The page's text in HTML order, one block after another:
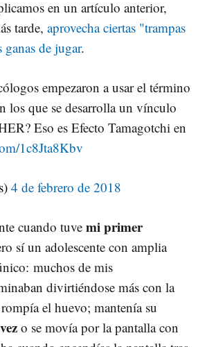
en un artículo anterior,
tarde, aprovecha ciertas "trampas
de jugar.
empezaron a usar el término
los que se desarrolla un vínculo
Eso es Efecto Tamagotchi en
1c8Jta8Kbv
4 de febrero de 2018
cuando tuvemi primer
sí un adolescente con amplia
muchos de mis
divirtiéndose más con la
el huevo; mantenía su
o se movía por la pantalla con